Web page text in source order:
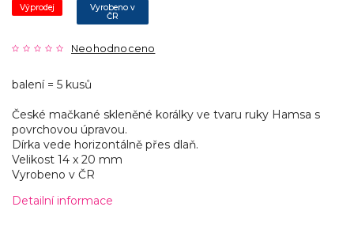
Výprodej
Vyrobeno v
ČR
Neohodnoceno
balení = 5 kusů
České mačkané skleněné korálky ve tvaru ruky Hamsa s
povrchovou úpravou.
Dírka vede horizontálně přes dlaň.
Velikost 14 x 20 mm
Vyrobeno v ČR
Detailní informace